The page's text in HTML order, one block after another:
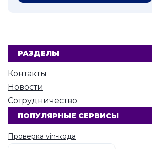
РАЗДЕЛЫ
Контакты
Новости
Сотрудничество
ПОПУЛЯРНЫЕ СЕРВИСЫ
Проверка vin-кода